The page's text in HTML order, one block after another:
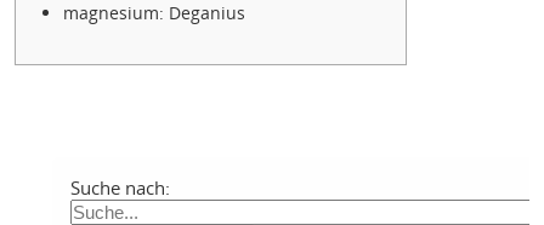
magnesium: Deganius
Suche nach: